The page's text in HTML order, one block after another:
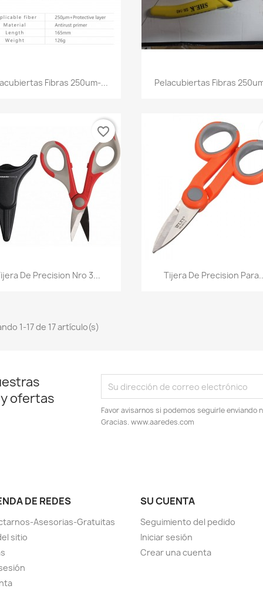
Vista rápida
Fibras 250um-... Vista rápida
Pelacubiertas Fibras
Vista rápida
De Precision Nro 3...
favorite_border
Vista rápida
Tijera De Precision
1-17 de 17 artículo(s)
ofertas
Favor avisarnos si podemos seguirle enviando
Gracias. www.aaredes.com
DE REDES
Asesorias-Gratuitas
sitio
SU CUENTA
Seguimiento del pedido
Iniciar sesión
Crear una cuenta